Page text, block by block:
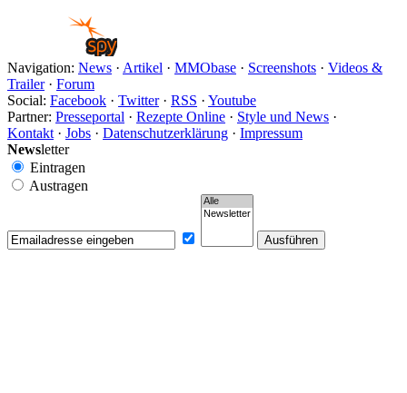
Navigation: News · Artikel · MMObase · Screenshots · Videos &
Trailer· Forum
Social: Facebook · Twitter· RSS · Youtube
Partner: Presseportal · Rezepte Online · Style und News ·
Kontakt · Jobs · Datenschutzerklärung · Impressum
Newsletter
Eintragen
Austragen